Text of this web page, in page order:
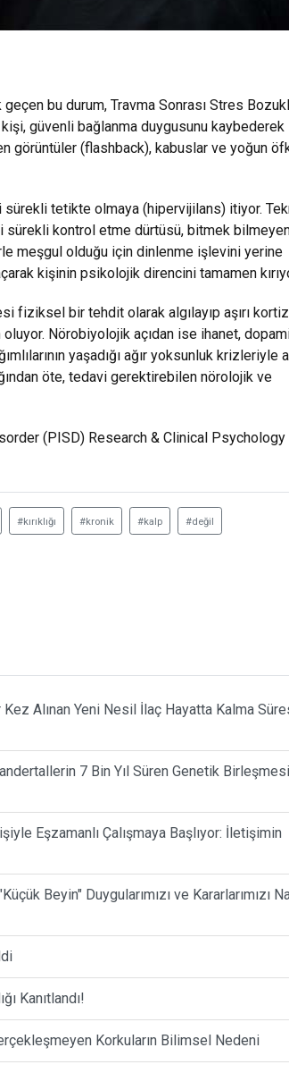
bu durum, Travma Sonrası Stres
güvenli bağlanma duygusunu kaybederek
görüntüler (flashback), kabuslar ve yoğun
sürekli tetikte olmaya (hipervijilans) itiyor.
kontrol etme dürtüsü, bitmek
meşgul olduğu için dinlenme işlevini yerine
kişinin psikolojik direncini tamamen
fiziksel bir tehdit olarak algılayıp aşırı
Nörobiyolojik açıdan ise ihanet,
yaşadığı ağır yoksunluk krizleriyle
öte, tedavi gerektirebilen nörolojik ve
(PISD) Research & Clinical Psychology
#kırıklığı #kronik #kalp #değil
Alınan Yeni Nesil İlaç Hayatta Kalma
7 Bin Yıl Süren Genetik Birleşmesi
Eşzamanlı Çalışmaya Başlıyor: İletişimin
Beyin" Duygularımızı ve Kararlarımızı
Kanıtlandı!
Korkuların Bilimsel Nedeni